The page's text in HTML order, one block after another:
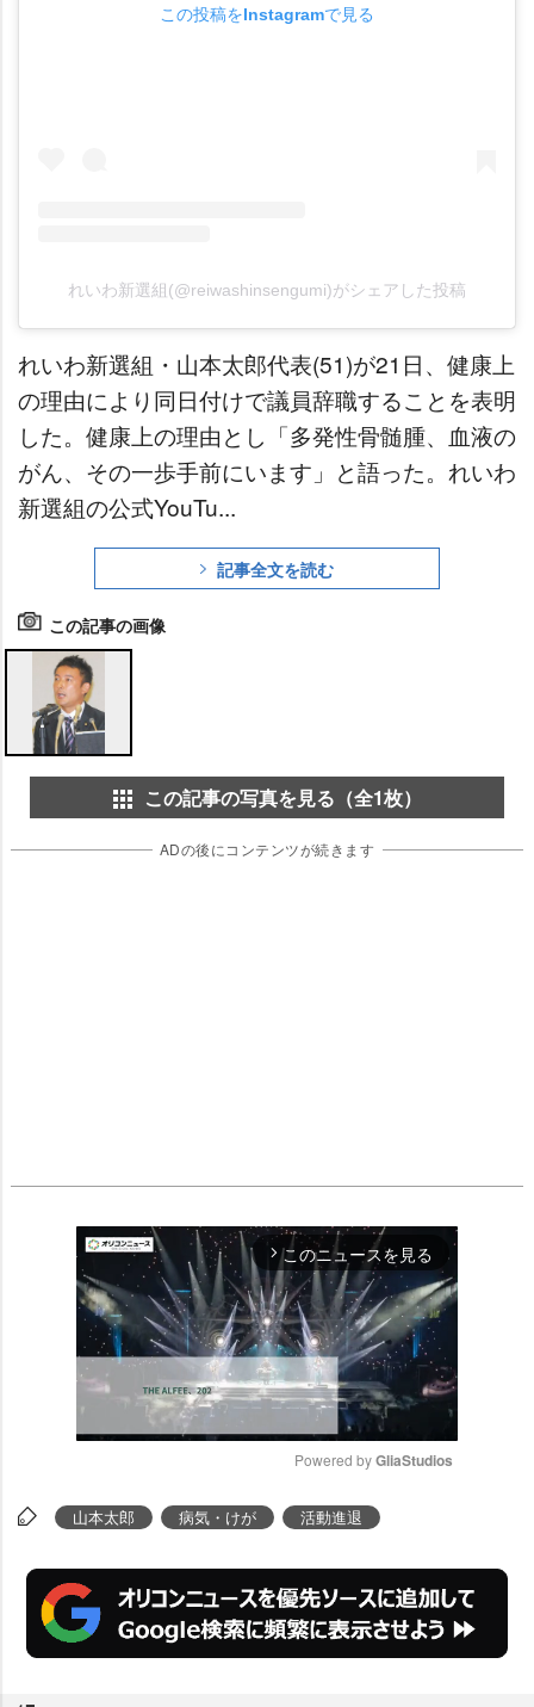
この投稿をInstagramで見る
れいわ新選組(@reiwashinsengumi)がシェアした投稿
れいわ新選組・山本太郎代表(51)が21日、健康上
の理由により同日付けで議員辞職することを表明
した。健康上の理由とし「多発性骨髄腫、血液の
がん、その一歩手前にいます」と語った。れいわ
新選組の公式YouTu...
記事全文を読む
この記事の画像
この記事の写真を見る（全1枚）
ADの後にコンテンツが続きます
arrow_forward_ios このニュースを見る
M
u
Powered by GliaStudios
山本太郎 病気・けが 活動進退